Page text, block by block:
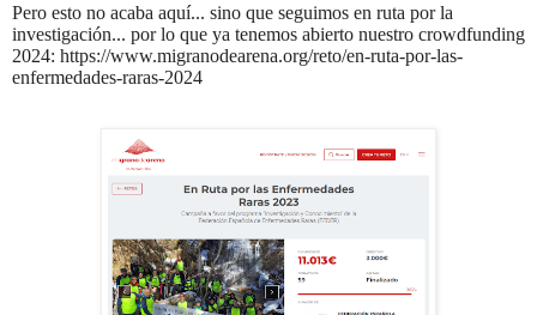
Pero esto no acaba aquí... sino que seguimos en ruta por la
investigación... por lo que ya tenemos abierto nuestro crowdfunding
2024: https://www.migranodearena.org/reto/en-ruta-por-las-
enfermedades-raras-2024